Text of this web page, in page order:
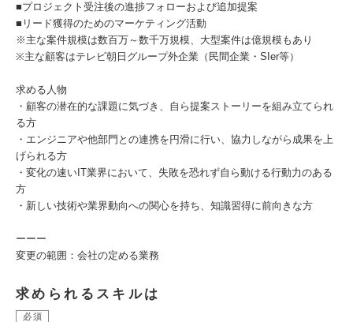
■プロジェクト受注後の進捗フォローおよび追加提案
■リード獲得のためのマーケティング活動
※主な案件規模は数百万～数千万規模、大型案件は億規模もあり
※主な顧客はテレビ朝日グループ外企業（民間企業・SIer等）
求める人物
・顧客の潜在的な課題に気づき、自ら提案ストーリーを組み立てられ
る方
・エンジニアや他部門との連携を円滑に行い、協力しながら成果を上
げられる方
・変化の速いIT業界において、失敗を恐れず自ら動ける行動力のある
方
・新しい技術や業界動向への関心を持ち、知識習得に前向きな方
ーーー
変更の範囲：会社の定める業務
求められるスキルは
必須